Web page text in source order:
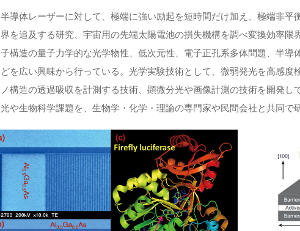
半導体レーザーに対して、極端に強い励起を短時間だけ加え、極端非平
界を追及する研究、宇宙用の先端太陽電池の損失機構を調べ変換効率限
子構造の量子力学的な光学物性、低次元性、電子正孔系多体問題、半導
どを広い興味から行っている。光学実験技術として、微弱発光を高感
ノ構造の透過吸収を計測する技術、顕微分光や画像計測の技術を開発
光や生物科学課題を、生物学・化学・理論の専門家や民間会社と共同で